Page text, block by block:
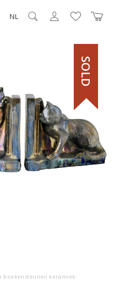
NL
SOLD
boekensteunen keramiek